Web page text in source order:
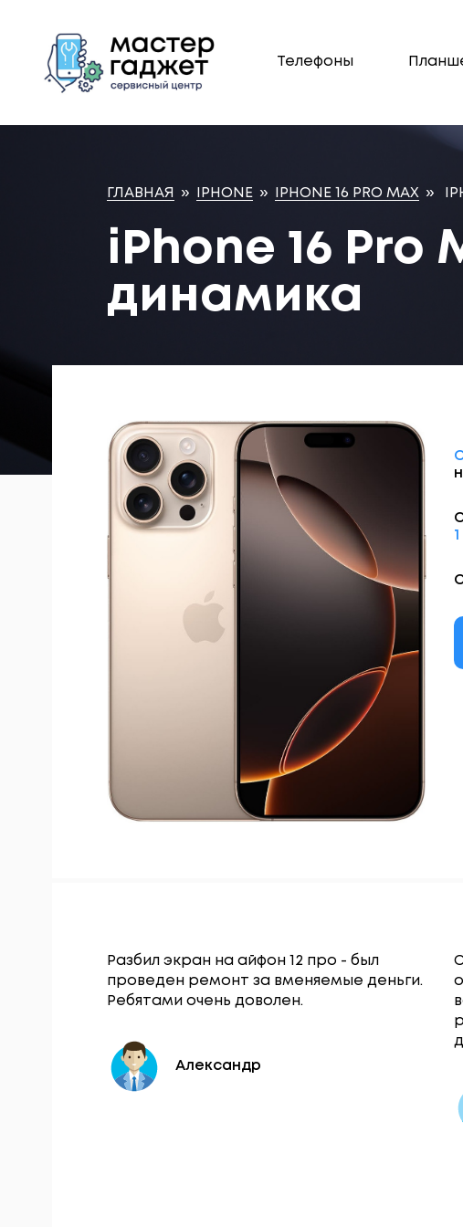
Телефоны
ГЛАВНАЯ » IPHONE » IPHONE 16 PRO MAX »
iPhone 16
динамика
Разбил экран на айфон 12 про - был
проведен ремонт за вменяемые деньги.
Ребятами очень доволен.
Александр